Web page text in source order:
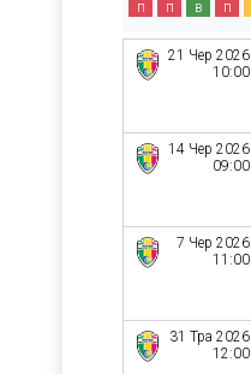
п п в п
21 Чер 2026
10:00
14 Чер 2026
09:00
7 Чер 2026
11:00
31 Тра 2026
12:00